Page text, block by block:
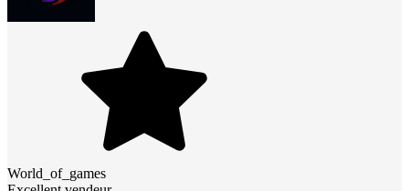
World_of_games